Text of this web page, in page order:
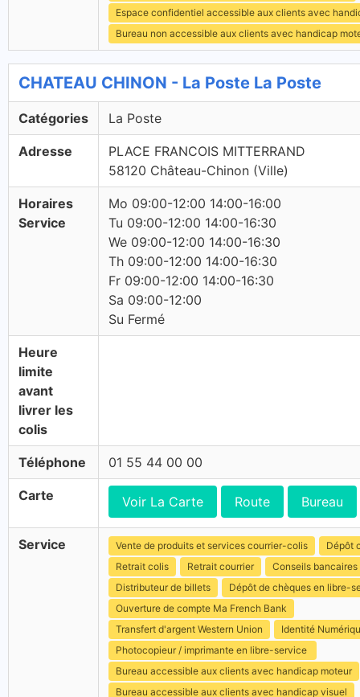
Espace confidentiel accessible aux clients avec
Bureau non accessible aux clients avec handicap
CHATEAU CHINON - La Poste La Poste
Catégories La Poste
Adresse
PLACE FRANCOIS MITTERRAND
58120 Château-Chinon (Ville)
Horaires
Service
Mo 09:00-12:00 14:00-16:00
Tu 09:00-12:00 14:00-16:30
We 09:00-12:00 14:00-16:30
Th 09:00-12:00 14:00-16:30
Fr 09:00-12:00 14:00-16:30
Sa 09:00-12:00
Su Fermé
Heure
limite
avant
livrer les
colis
Téléphone 01 55 44 00 00
Carte Voir La Carte Route Bureau
Service Vente de produits et services courrier-colis
Dépôt
Retrait colis
Retrait courrier
Conseils bancaires
Distributeur de billets
Dépôt de chèques en libre-
Ouverture de compte Ma French Bank
Transfert d'argent Western Union
Identité
Photocopieur / imprimante en libre-service
Bureau accessible aux clients avec handicap moteur
Bureau accessible aux clients avec handicap visuel